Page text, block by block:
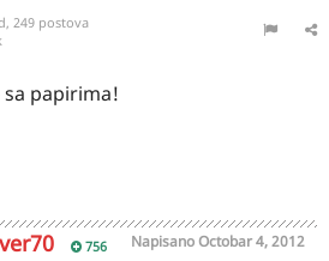
249 postova
papirima!
756 NapisanoOctobar 4, 2012